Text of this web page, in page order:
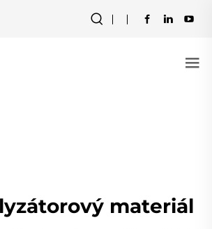
materiál